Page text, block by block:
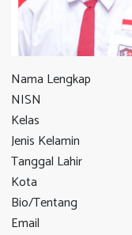
Nama Lengkap
NISN
Kelas
Jenis Kelamin
Tanggal Lahir
Kota
Bio/Tentang
Email